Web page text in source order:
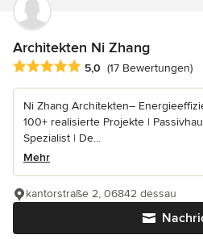
Architekten Ni Zhang
Durchschnittliche Bewertung: 5
5,0 (17 Bewertungen)
Ni Zhang Architekten–
100+ realisierte Projekte |
Spezialist | De...
Mehr
kantorstraße 2, 06842 dessau